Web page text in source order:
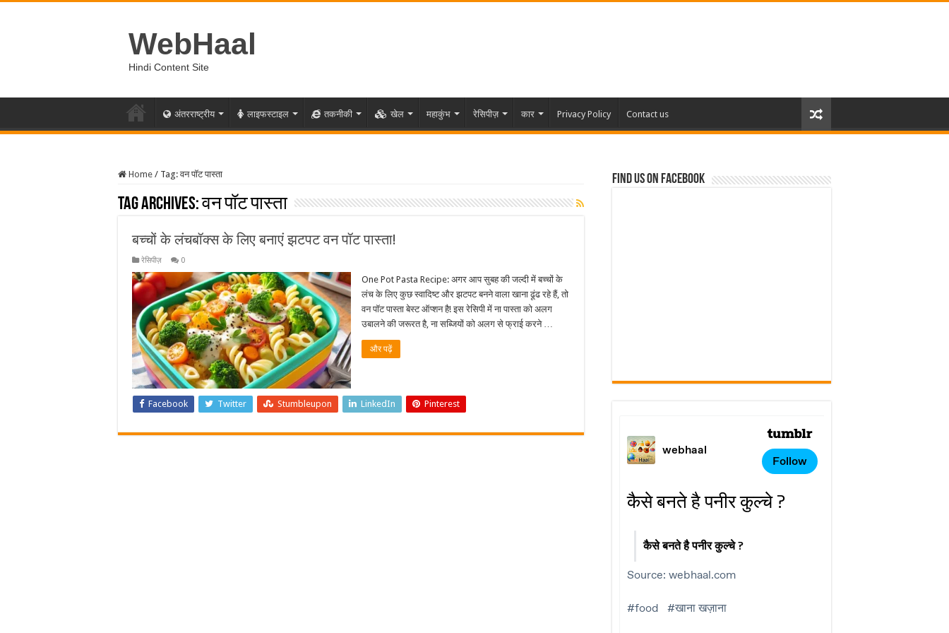
WebHaal
Hindi Content Site
अंतरराष्ट्रीय लाइफस्टाइल तकनीकी खेल महाकुंभ रेसिपीज़ कार Privacy Policy Contact us
Home / Tag:वन पॉट पास्ता
Tag Archives:वन पॉट पास्ता
बच्चों के लंचबॉक्स के लिए बनाएं झटपट वन पॉट पास्ता!
रेसिपीज़ 0
One Pot Pasta Recipe: अगर आप सुबह की जल्दी में बच्चों के
लंच के लिए कुछ स्वादिष्ट और झटपट बनने वाला खाना ढूंढ रहे हैं, तो
वन पॉट पास्ता बेस्ट ऑप्शन है! इस रेसिपी में ना पास्ता को अलग
उबालने की जरूरत है, ना सब्जियों को अलग से फ्राई करने …
और पढ़ें
Facebook Twitter Stumbleupon LinkedIn Pinterest
Find us on Facebook